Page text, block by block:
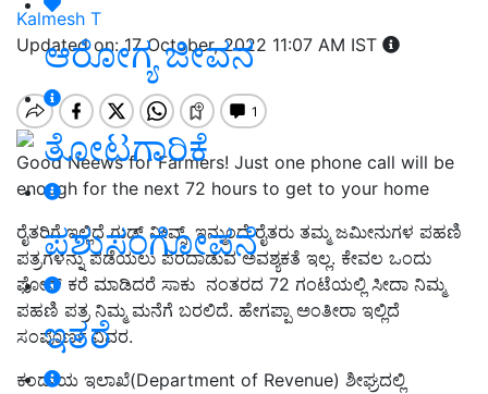
ಆರೋಗ್ಯ ಜೀವನ
ತೋಟಗಾರಿಕೆ
ಪಶುಸಂಗೋಪನೆ
ಇತರೆ
Kalmesh T
Updated on: 17 October, 2022 11:07 AM IST
Good Neews for Farmers! Just one phone call will be
enough for the next 72 hours to get to your home
ರೈತರಿಗೆ ಇಲ್ಲಿದೆ ಗುಡ್‌ ನೀವ್ಸ್‌. ಇನ್ಮುಂದೆ ರೈತರು ತಮ್ಮ ಜಮೀನುಗಳ ಪಹಣಿ
ಪತ್ರಗಳನ್ನು ಪಡೆಯಲು ಪರದಾಡುವ ಅವಶ್ಯಕತೆ ಇಲ್ಲ. ಕೇವಲ ಒಂದು
ಫೋನ್‌ ಕರೆ ಮಾಡಿದರೆ ಸಾಕು ನಂತರದ 72 ಗಂಟೆಯಲ್ಲಿ ಸೀದಾ ನಿಮ್ಮ
ಪಹಣಿ ಪತ್ರ ನಿಮ್ಮ ಮನೆಗೆ ಬರಲಿದೆ. ಹೇಗಪ್ಪಾ ಅಂತೀರಾ ಇಲ್ಲಿದೆ
ಸಂಪೂರ್ಣ ವಿವರ.
ಕಂದಾಯ ಇಲಾಖೆ(Department of Revenue) ಶೀಘ್ರದಲ್ಲಿ